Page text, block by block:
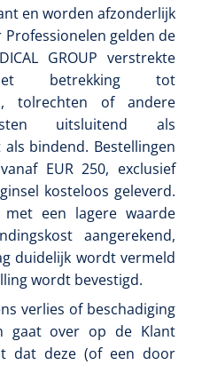
1603705
st
en worden afzonderlijk
gelden de
GROUP verstrekte
betrekking tot
tolrechten of andere
uitsluitend als
bindend. Bestellingen
EUR 250, exclusief
kosteloos geleverd.
met een lagere waarde
aangerekend,
duidelijk wordt vermeld
wordt bevestigd.
verlies of beschadiging
gaat over op de Klant
dat deze (of een door